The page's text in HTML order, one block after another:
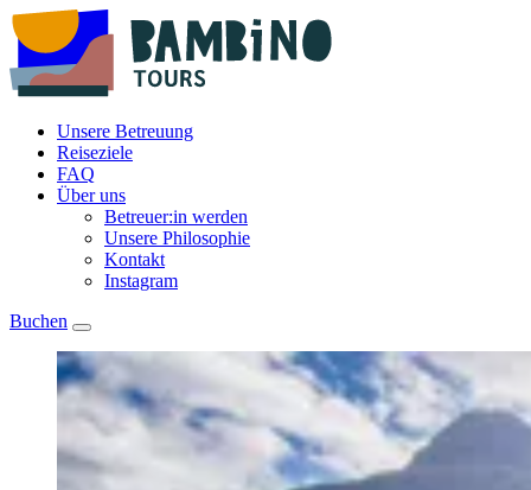
Unsere Betreuung
Reiseziele
FAQ
Über uns
Betreuer:in werden
Unsere Philosophie
Kontakt
Instagram
Buchen